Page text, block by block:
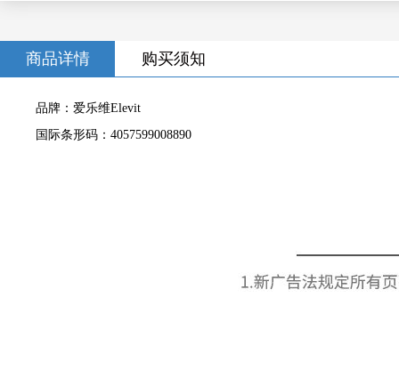
商品详情 购买须知
品牌：爱乐维Elevit
国际条形码：4057599008890